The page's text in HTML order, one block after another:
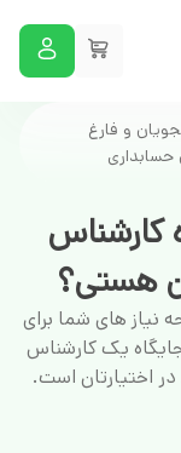
و فارغ
حسابداری
کارشناس
هستی؟
نیاز های شما برای
یک کارشناس
اختیارتان است.